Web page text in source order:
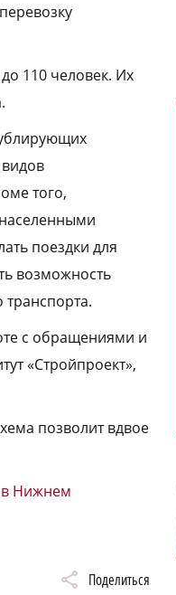
110 человек. Их
того,
поездки для
возможность
с обращениями и
«Стройпроект»,
позволит вдвое
Нижнем
Поделиться